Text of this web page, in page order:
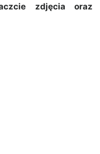
zdjęcia oraz